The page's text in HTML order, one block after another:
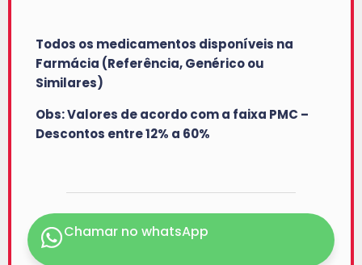
Todos os medicamentos disponíveis na
Farmácia (Referência, Genérico ou
Similares)
Obs: Valores de acordo com a faixa PMC –
Descontos entre 12% a 60%
Chamar no whatsApp